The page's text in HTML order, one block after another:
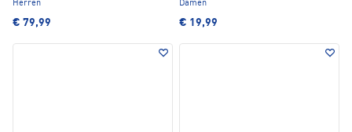
Herren
€ 79,99
Damen
€ 19,99